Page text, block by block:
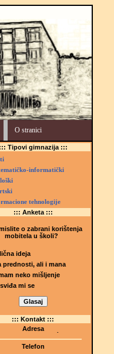
O stranici
::: Tipovi gimnazija :::
informatički
tehnologije
::: Anketa :::
o zabrani korištenja
mobitela u školi?
ideja
prednosti, ali i mana
neko mišljenje
mi se
::: Kontakt :::
Adresa
I.G. Kovačića 1)
75000 Tuzla, BiH
Telefon